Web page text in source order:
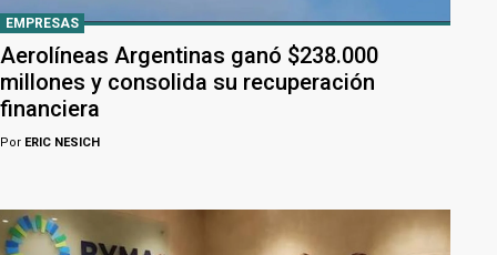
EMPRESAS
Aerolíneas Argentinas ganó $238.000
millones y consolida su recuperación
financiera
Por ERIC NESICH